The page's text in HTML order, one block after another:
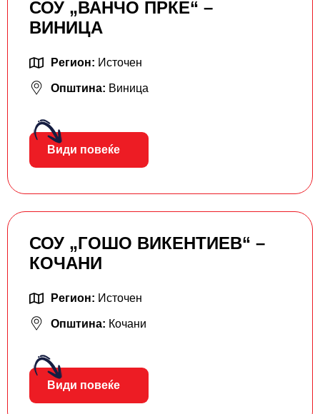
СОУ „ВАНЧО ПРКЕ“ –
ВИНИЦА
Регион: Источен
Општина: Виница
Види повеќе
СОУ „ГОШО ВИКЕНТИЕВ“ –
КОЧАНИ
Регион: Источен
Општина: Кочани
Види повеќе